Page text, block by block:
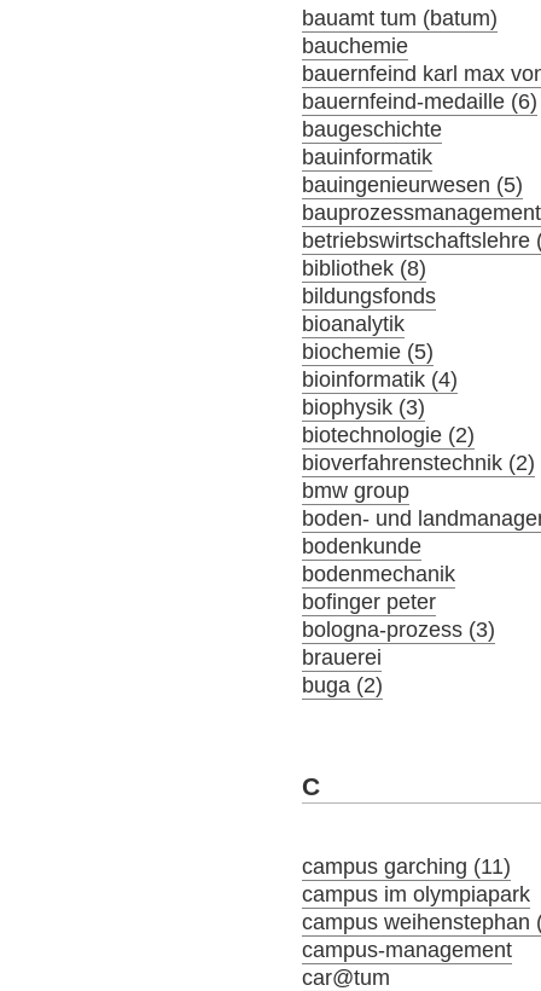
bauamt tum (batum)
bauchemie
bauernfeind karl max
bauernfeind-medaille (6)
baugeschichte
bauinformatik
bauingenieurwesen (5)
betriebswirtschaftslehre
bibliothek (8)
bildungsfonds
bioanalytik
biochemie (5)
bioinformatik (4)
biophysik (3)
biotechnologie (2)
bioverfahrenstechnik (2)
bmw group
boden- und
bodenkunde
bodenmechanik
bofinger peter
bologna-prozess (3)
brauerei
buga (2)
C
campus garching (11)
campus im olympiapark
campus weihenstephan
campus-management
car@tum